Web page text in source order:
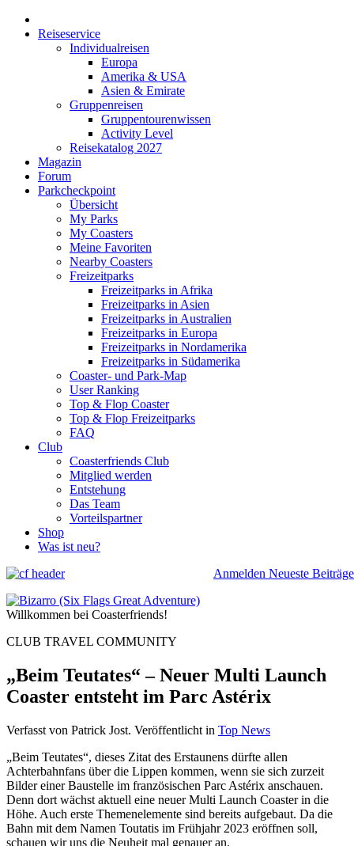
Reiseservice
Individualreisen
Europa
Amerika & USA
Asien & Emirate
Gruppenreisen
Gruppentourenwissen
Activity Level
Reisekatalog 2027
Magazin
Forum
Parkcheckpoint
Übersicht
My Parks
My Coasters
Meine Favoriten
Nearby Coasters
Freizeitparks
Freizeitparks in Afrika
Freizeitparks in Asien
Freizeitparks in Australien
Freizeitparks in Europa
Freizeitparks in Nordamerika
Freizeitparks in Südamerika
Coaster- und Park-Map
User Ranking
Top & Flop Coaster
Top & Flop Freizeitparks
FAQ
Club
Coasterfriends Club
Mitglied werden
Entstehung
Das Team
Vorteilspartner
Shop
Was ist neu?
Anmelden Neueste Beiträge
Willkommen bei Coasterfriends!
CLUB TRAVEL COMMUNITY
„Beim Teutates“ – Neuer Multi Launch
Coaster entsteht im Parc Astérix
Verfasst von Patrick Jost. Veröffentlicht in Top News
„Beim Teutates“, dieses Zitat des Erstaunens dürfte allen
Achterbahnfans über die Lippen kommen, wenn sie sich zurzeit
Bilder einer Baustelle im französischen Parc Astérix anschauen.
Denn dort wächst aktuell eine neuer Multi Launch Coaster in die
Höhe. Auch erste Themenelemente sind bereits aufgebaut. Da die
Bahn mit dem Namen Toutatis im Frühjahr 2023 eröffnen soll,
schauen wir uns die Neuheit mal genauer an.